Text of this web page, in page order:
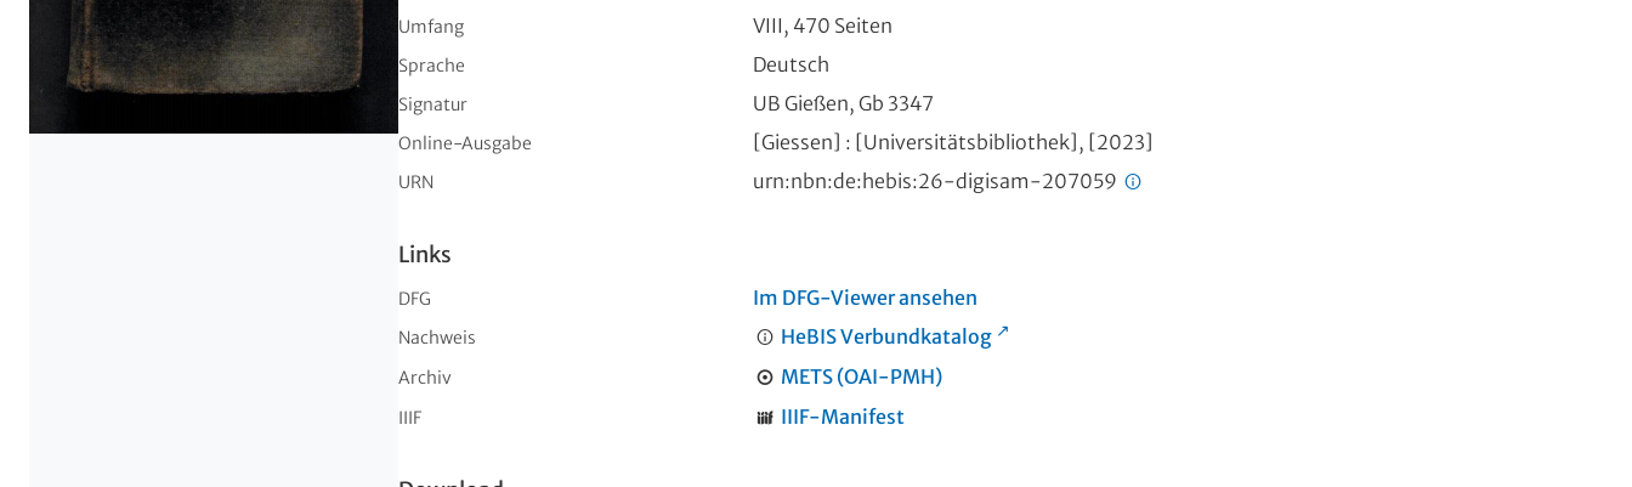
Umfang VIII, 470 Seiten
Sprache Deutsch
Signatur UB Gießen, Gb 3347
Online-Ausgabe [Giessen] : [Universitätsbibliothek], [2023]
URN urn:nbn:de:hebis:26-digisam-207059
Links
DFG Im DFG-Viewer ansehen
Nachweis HeBIS Verbundkatalog
Archiv METS (OAI-PMH)
IIIF IIIF-Manifest